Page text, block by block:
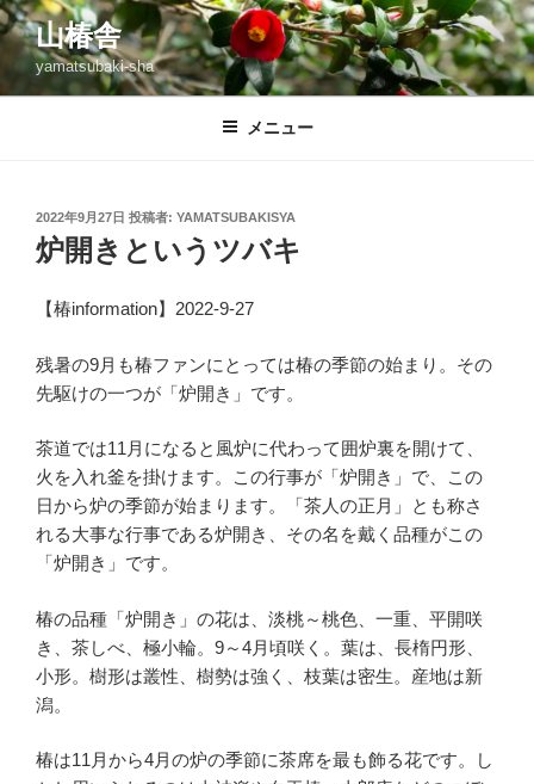
コ
ン
テ
ン
山椿舎
yamatsubaki-sha
メニュー
投
稿
日:
2022年9月27日 投稿者: YAMATSUBAKISYA
炉開きというツバキ
【椿information】2022-9-27
残暑の9月も椿ファンにとっては椿の季節の始まり。その
先駆けの一つが「炉開き」です。
茶道では11月になると風炉に代わって囲炉裏を開けて、
火を入れ釜を掛けます。この行事が「炉開き」で、この
日から炉の季節が始まります。「茶人の正月」とも称さ
れる大事な行事である炉開き、その名を戴く品種がこの
「炉開き」です。
椿の品種「炉開き」の花は、淡桃～桃色、一重、平開咲
き、茶しべ、極小輪。9～4月頃咲く。葉は、長楕円形、
小形。樹形は叢性、樹勢は強く、枝葉は密生。産地は新
潟。
椿は11月から4月の炉の季節に茶席を最も飾る花です。し